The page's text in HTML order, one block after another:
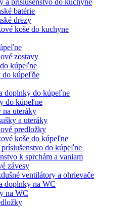
batérie
drezy
koše do kuchyne
zostavy
kúpeľne
do kúpeľňe
doplnky do kúpeľne
do kúpeľne
na uteráky
a uteráky
predložky
koše do kúpeľne
príslušenstvo do kúpeľne
k sprchám a vaniam
závesy
ventilátory a ohrievače
doplnky na WC
na WC